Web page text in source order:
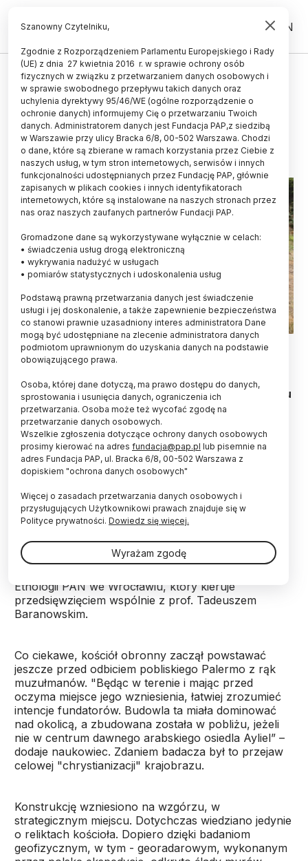
PL EN
Wrocławscy archeolodzy badają
średniowieczny kościół na Sycylii
04.05.2016
aktualizacja: 04.05.2016
3 minuty czytania
Widok wykopu i muru południowej apsydy kościoła. Studentka
Instytutu Studiów Klasycznych Anna Czerepok w trakcie
pomiarów. Fot. Anna Kubicka
Nieznane do tej pory mury oraz pochówki z okresu
średniowiecza odkryli polscy archeolodzy w
sąsiedztwie kościoła San Michele del Golfo (Santa
Maria di Campogrosso) na północnym wybrzeżu
Sycylii koło Palermo. Pierwsze szeroko zakrojone
prace archeologiczne w tym miejscu ruszają w
maju.
"Wyniki płynące z pierwszego sezonu badawczego
to wyspa została odbita z rąk Arabów przez władcę
normańskiego – Rogera I" – wyjaśnia PAP prof.
Etnologii PAN we Wrocławiu, który kieruje
przedsięwzięciem wspólnie z prof. Tadeuszem
Baranowskim.
Co ciekawe, kościół obronny zaczął powstawać
jeszcze przed odbiciem pobliskiego Palermo z rąk
muzułmanów. "Będąc w terenie i mając przed
oczyma miejsce jego wzniesienia, łatwiej zrozumieć
intencje fundatorów. Budowla ta miała dominować
nad okolicą, a zbudowana została w pobliżu, jeżeli
nie w centrum dawnego arabskiego osiedla Ayliel” –
dodaje naukowiec. Zdaniem badacza był to przejaw
celowej "chrystianizacji" krajobrazu.
Konstrukcję wzniesiono na wzgórzu, w
strategicznym miejscu. Dotychczas wiedziano jedynie
o reliktach kościoła. Dopiero dzięki badaniom
geofizycznym, w tym - georadarowym, wykonanym
Szanowny Czytelniku,
Zgodnie z Rozporządzeniem Parlamentu Europejskiego i Rady
(UE) z dnia 27 kwietnia 2016 r. w sprawie ochrony osób
fizycznych w związku z przetwarzaniem danych osobowych i
w sprawie swobodnego przepływu takich danych oraz
uchylenia dyrektywy 95/46/WE (ogólne rozporządzenie o
ochronie danych) informujemy Cię o przetwarzaniu Twoich
danych. Administratorem danych jest Fundacja PAP,z siedzibą
w Warszawie przy ulicy Bracka 6/8, 00-502 Warszawa. Chodzi
o dane, które są zbierane w ramach korzystania przez Ciebie z
naszych usług, w tym stron internetowych, serwisów i innych
funkcjonalności udostępnianych przez Fundację PAP, głównie
zapisanych w plikach cookies i innych identyfikatorach
internetowych, które są instalowane na naszych stronach przez
nas oraz naszych zaufanych partnerów Fundacji PAP.
Gromadzone dane są wykorzystywane wyłącznie w celach:
• świadczenia usług drogą elektroniczną
• wykrywania nadużyć w usługach
• pomiarów statystycznych i udoskonalenia usług
Podstawą prawną przetwarzania danych jest świadczenie
usługi i jej doskonalenie, a także zapewnienie bezpieczeństwa
co stanowi prawnie uzasadniony interes administratora Dane
mogą być udostępniane na zlecenie administratora danych
podmiotom uprawnionym do uzyskania danych na podstawie
obowiązującego prawa.
Osoba, której dane dotyczą, ma prawo dostępu do danych,
sprostowania i usunięcia danych, ograniczenia ich
przetwarzania. Osoba może też wycofać zgodę na
przetwarzanie danych osobowych.
Wszelkie zgłoszenia dotyczące ochrony danych osobowych
prosimy kierować na adres fundacja@pap.pl lub pisemnie na
adres Fundacja PAP, ul. Bracka 6/8, 00-502 Warszawa z
dopiskiem "ochrona danych osobowych"
Więcej o zasadach przetwarzania danych osobowych i
przysługujących Użytkownikowi prawach znajduje się w
Polityce prywatności. Dowiedz się więcej.
Wyrażam zgodę